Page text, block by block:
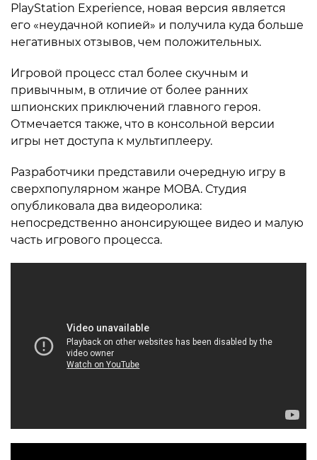
PlayStation Experience, новая версия является
его «неудачной копией» и получила куда больше
негативных отзывов, чем положительных.
Игровой процесс стал более скучным и
привычным, в отличие от более ранних
шпионских приключений главного героя.
Отмечается также, что в консольной версии
игры нет доступа к мультиплееру.
Разработчики представили очередную игру в
сверхпопулярном жанре MOBA. Студия
опубликовала два видеоролика:
непосредственно анонсирующее видео и малую
часть игрового процесса.